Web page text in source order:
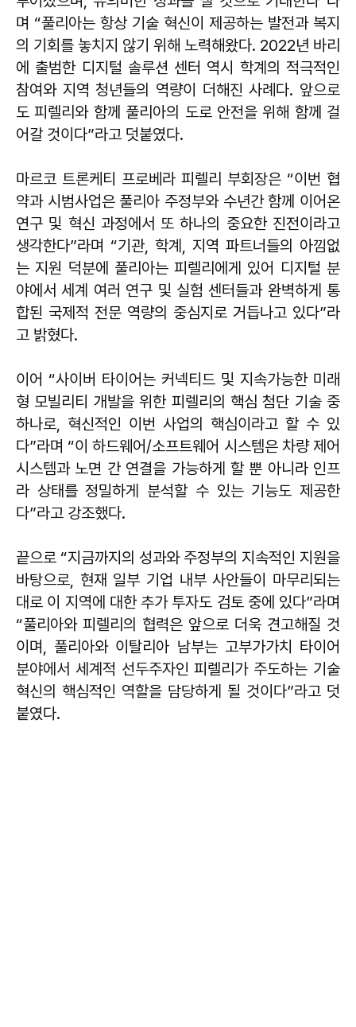
며 “풀리아는 항상 기술 혁신이 제공하는 발전과 복지
의 기회를 놓치지 않기 위해 노력해왔다. 2022년 바리
에 출범한 디지털 솔루션 센터 역시 학계의 적극적인
참여와 지역 청년들의 역량이 더해진 사례다. 앞으로
도 피렐리와 함께 풀리아의 도로 안전을 위해 함께 걸
어갈 것이다”라고 덧붙였다.
마르코 트론케티 프로베라 피렐리 부회장은 “이번 협
약과 시범사업은 풀리아 주정부와 수년간 함께 이어온
연구 및 혁신 과정에서 또 하나의 중요한 진전이라고
생각한다”라며 “기관, 학계, 지역 파트너들의 아낌없
는 지원 덕분에 풀리아는 피렐리에게 있어 디지털 분
야에서 세계 여러 연구 및 실험 센터들과 완벽하게 통
합된 국제적 전문 역량의 중심지로 거듭나고 있다”라
고 밝혔다.
이어 “사이버 타이어는 커넥티드 및 지속가능한 미래
형 모빌리티 개발을 위한 피렐리의 핵심 첨단 기술 중
하나로, 혁신적인 이번 사업의 핵심이라고 할 수 있
다”라며 “이 하드웨어/소프트웨어 시스템은 차량 제어
시스템과 노면 간 연결을 가능하게 할 뿐 아니라 인프
라 상태를 정밀하게 분석할 수 있는 기능도 제공한
다”라고 강조했다.
끝으로 “지금까지의 성과와 주정부의 지속적인 지원을
바탕으로, 현재 일부 기업 내부 사안들이 마무리되는
대로 이 지역에 대한 추가 투자도 검토 중에 있다”라며
“풀리아와 피렐리의 협력은 앞으로 더욱 견고해질 것
이며, 풀리아와 이탈리아 남부는 고부가가치 타이어
분야에서 세계적 선두주자인 피렐리가 주도하는 기술
혁신의 핵심적인 역할을 담당하게 될 것이다”라고 덧
붙였다.